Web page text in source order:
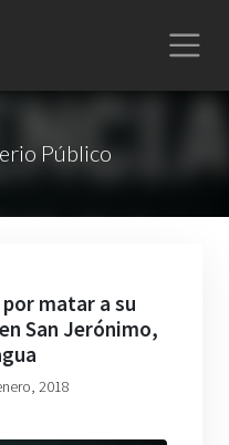
Público
matar a su
San Jerónimo,
2018